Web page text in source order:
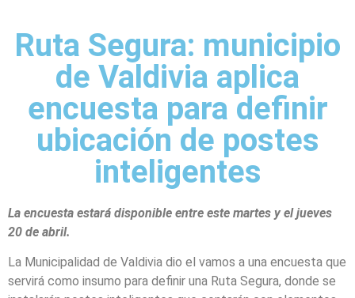
Ruta Segura: municipio
de Valdivia aplica
encuesta para definir
ubicación de postes
inteligentes
La encuesta estará disponible entre este martes y el jueves
20 de abril.
La Municipalidad de Valdivia dio el vamos a una encuesta que
servirá como insumo para definir una Ruta Segura, donde se